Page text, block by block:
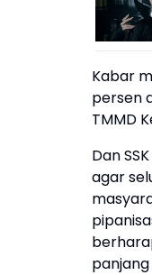
Kabar
persen
TMMD
Dan
agar